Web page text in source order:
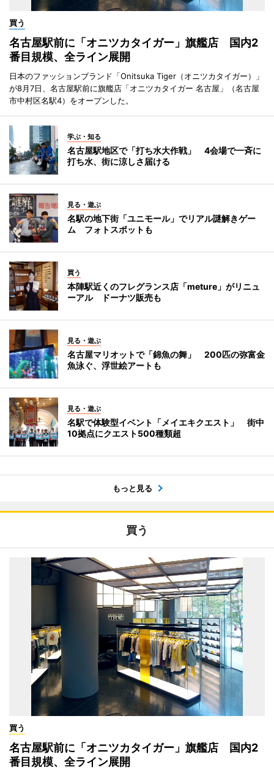
買う
名古屋駅前に「オニツカタイガー」旗艦店 国内2
番目規模、全ライン展開
日本のファッションブランド「Onitsuka Tiger（オニツカタイガー）」
が8月7日、名古屋駅前に旗艦店「オニツカタイガー 名古屋」（名古屋
市中村区名駅4）をオープンした。
学ぶ・知る
名古屋駅地区で「打ち水大作戦」 4会場で一斉に
打ち水、街に涼しさ届ける
見る・遊ぶ
名駅の地下街「ユニモール」でリアル謎解きゲー
ム フォトスポットも
買う
本陣駅近くのフレグランス店「meture」がリニュ
ーアル ドーナツ販売も
見る・遊ぶ
名古屋マリオットで「錦魚の舞」 200匹の弥富金
魚泳ぐ、浮世絵アートも
見る・遊ぶ
名駅で体験型イベント「メイエキクエスト」 街中
10拠点にクエスト500種類超
もっと見る
買う
買う
名古屋駅前に「オニツカタイガー」旗艦店 国内2
番目規模、全ライン展開